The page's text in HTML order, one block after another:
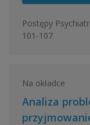
Postępy
101-107
Na okładce
Analiza